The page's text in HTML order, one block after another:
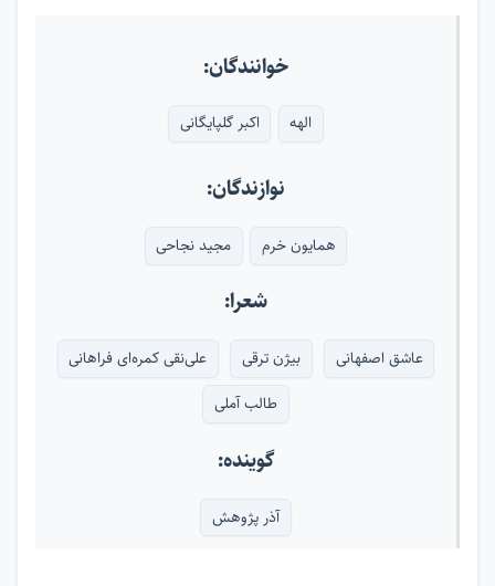
خوانندگان:
الهه اکبر گلپایگانی
نوازندگان:
همایون خرم مجید نجاحی
شعرا:
عاشق اصفهانی بیژن ترقی
علی‌نقی کمره‌ای فراهانی
طالب آملی
گوینده:
آذر پژوهش